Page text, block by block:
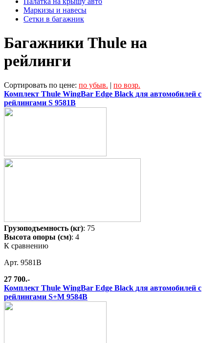
Маркизы и навесы
Сетки в багажник
Багажники Thule на
рейлинги
Сортировать по цене: по убыв. | по возр.
Комплект Thule WingBar Edge Black для автомобилей с
рейлингами S 9581B
Грузоподъемность (кг): 75
Высота опоры (см): 4
К сравнению
Арт. 9581B
27 700.-
Комплект Thule WingBar Edge Black для автомобилей с
рейлингами S+M 9584B